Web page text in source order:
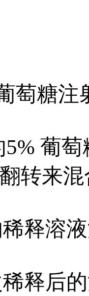
萄糖注
5% 葡
转来
释溶
释后